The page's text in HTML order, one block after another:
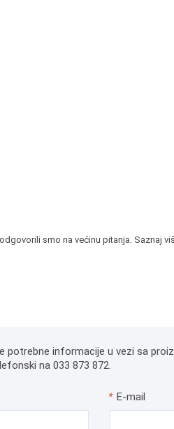
smo na većinu pitanja. Saznaj
informacije u vezi sa
na 033 873 872.
* E-mail